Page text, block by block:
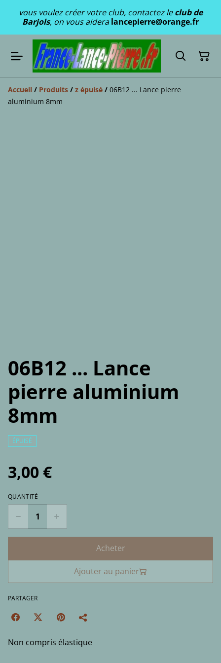
vous voulez créer votre club, contactez leclub de
Barjols, on vous aideralancepierre@orange.fr
Accueil / Produits / z épuisé / 06B12 ... Lance pierre
aluminium 8mm
06B12 ... Lance
pierre aluminium
8mm
ÉPUISÉ
3,00 €
QUANTITÉ
Acheter
Ajouter au panier
PARTAGER
Non compris élastique